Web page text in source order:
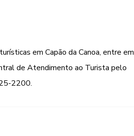
em Capão da Canoa, entre em
de Atendimento ao Turista pelo
2200.